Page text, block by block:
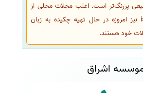
پررنگ‌تر است. اغلب مجلات محلی از
جمله مجلات isc نیز امروزه در حال تهیه چکیده به زبان
خود هستند.
اشراق